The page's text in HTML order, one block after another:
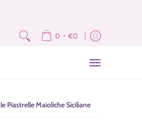
Brand Corsi News
0 • €0
Piastrelle Maioliche Siciliane